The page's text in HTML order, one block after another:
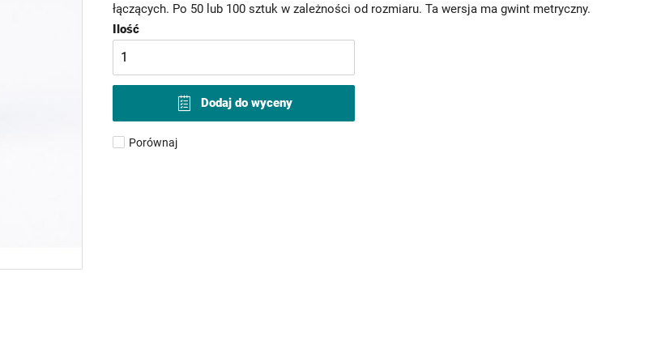
łączących. Po 50 lub 100 sztuk w zależności od rozmiaru. Ta wersja ma gwint metryczny.
Ilość
Dodaj do wyceny
Porównaj